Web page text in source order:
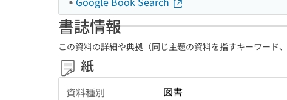
書誌情報
この資料の詳細や典拠（同じ主題の資料を指すキーワード
紙
資料種別 図書